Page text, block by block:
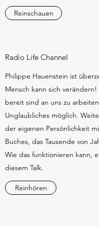
Reinschauen
Radio Life Channel
Philippe Hauenstein ist
Mensch kann sich
bereit sind an uns zu
Unglaubliches möglich.
der eigenen Persönlichkeit
Buches, das Tausende von
Wie das funktionieren kann,
diesem Talk.
Reinhören